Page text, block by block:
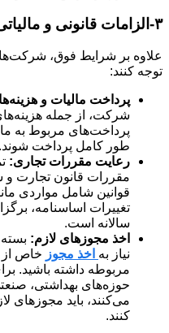
۳-الزامات قانونی و مالیاتی
علاوه بر شرایط فوق، شرکت‌ها
توجه کنند:
پرداخت مالیات و
شرکت، از جمله
پرداخت‌های مربوط به
طور کامل پرداخت شوند.
رعایت مقررات تجاری:
مقررات قانون تجارت و
قوانین شامل مواردی
تغییرات اساسنامه،
سالانه است.
اخذ مجوزهای لازم:
نیاز به اخذ مجوز خاص از
مربوطه داشته باشید.
حوزه‌های بهداشتی،
می‌کنند، باید مجوزهای
کنند.